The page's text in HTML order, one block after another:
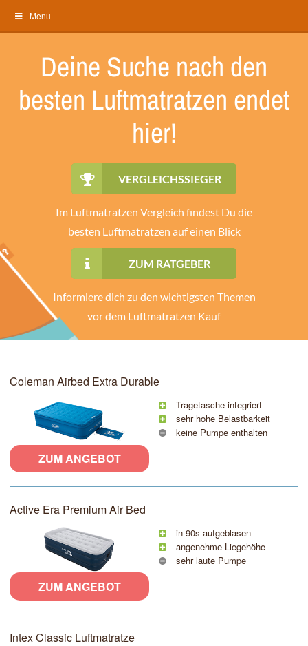
Menu
Deine Suche nach den
besten Luftmatratzen endet
hier!
Im Luftmatratzen
findest Du die
besten Luftmatratzen auf einen Blick
ZUM RATGEBER
Informiere dich zu den wichtigsten Themen
vor dem Luftmatratzen Kauf
Coleman Airbed Extra Durable
Tragetasche integriert
sehr hohe Belastbarkeit
keine Pumpe enthalten
ZUM ANGEBOT
Active Era Premium Air Bed
in 90s aufgeblasen
angenehme Liegehöhe
sehr laute Pumpe
ZUM ANGEBOT
Intex Classic Luftmatratze